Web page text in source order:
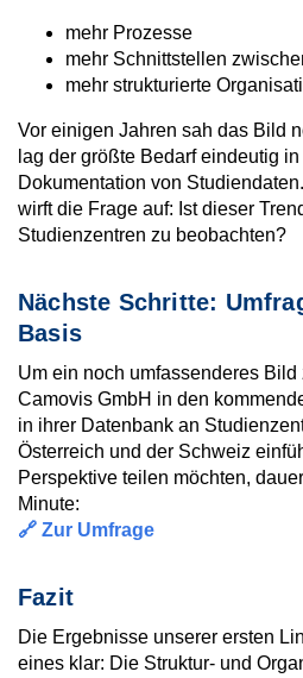
mehr Prozesse
mehr Schnittstellen
mehr strukturierte
Vor einigen Jahren sah das Bild
lag der größte Bedarf eindeutig in
Dokumentation von Studiendaten.
wirft die Frage auf: Ist dieser
Studienzentren zu beobachten?
Nächste Schritte:
Basis
Um ein noch umfassenderes
Camovis GmbH in den
in ihrer Datenbank an
Österreich und der Schweiz
Perspektive teilen möchten,
Minute:
🔗 Zur Umfrage
Fazit
Die Ergebnisse unserer ersten
eines klar: Die Struktur- und